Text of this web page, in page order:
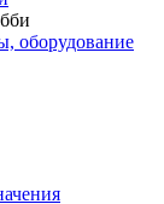
оборудование